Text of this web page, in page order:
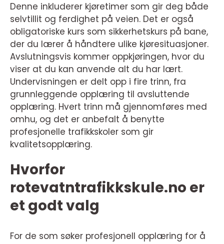
Denne inkluderer kjøretimer som gir deg både
selvtillit og ferdighet på veien. Det er også
obligatoriske kurs som sikkerhetskurs på bane,
der du lærer å håndtere ulike kjøresituasjoner.
Avslutningsvis kommer oppkjøringen, hvor du
viser at du kan anvende alt du har lært.
Undervisningen er delt opp i fire trinn, fra
grunnleggende opplæring til avsluttende
opplæring. Hvert trinn må gjennomføres med
omhu, og det er anbefalt å benytte
profesjonelle trafikkskoler som gir
kvalitetsopplæring.
Hvorfor
rotevatntrafikkskule.no er
et godt valg
For de som søker profesjonell opplæring for å